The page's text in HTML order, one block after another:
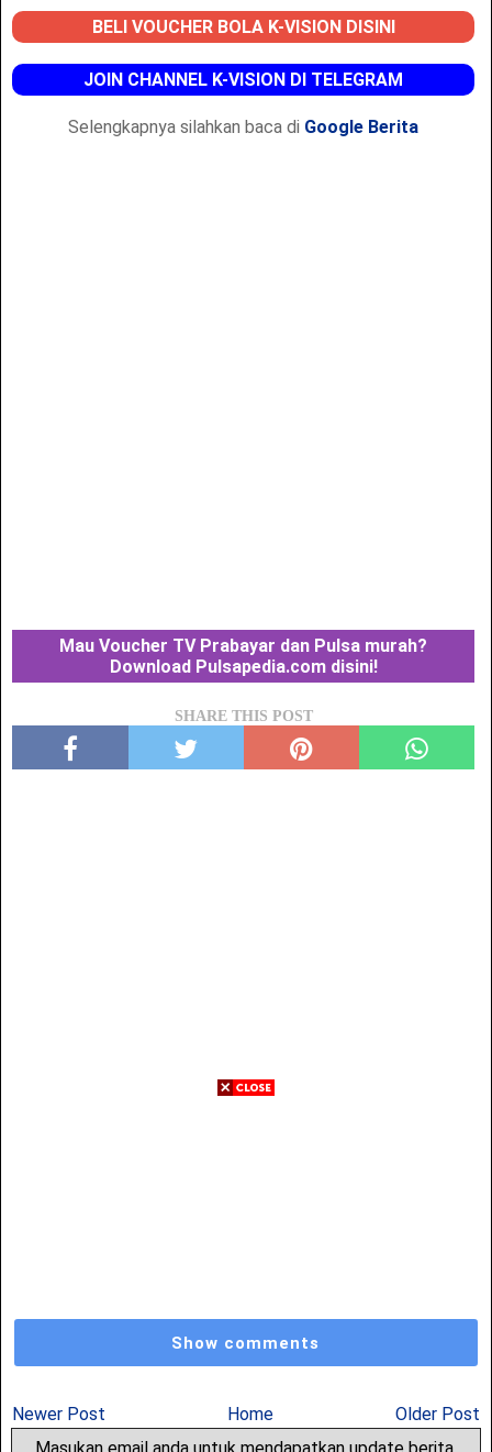
BELI VOUCHER BOLA K-VISION DISINI
JOIN CHANNEL K-VISION DI TELEGRAM
Selengkapnya silahkan baca di Google Berita
Mau Voucher TV Prabayar dan Pulsa murah?
Download Pulsapedia.com disini!
SHARE THIS POST
Show comments
Newer Post Home
Older Post